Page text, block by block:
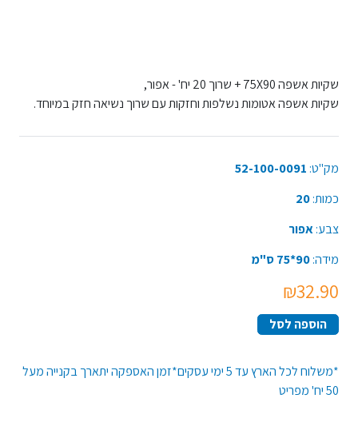
שקיות אשפה 75X90 + שרוך 20 יח' - אפור,
שקיות אשפה אטומות נשלפות וחזקות עם שרוך נשיאה חזק במיוחד.
מק"ט: 52-100-0091
כמות:20
צבע:אפור
מידה:90*75 ס"מ
₪32.90
הוספה לסל
*משלוח לכל הארץ עד 5 ימי עסקים*זמן האספקה יתארך בקנייה מעל
50 יח' מפריט